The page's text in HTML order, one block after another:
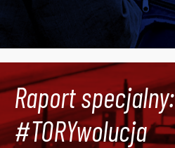
Raport specjalny:
#TORYwolucja